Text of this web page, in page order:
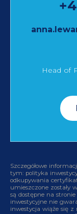
Head of
Szczegółowe
tym: polityka
odkupywania
umieszczone zostały
są dostępne na
inwestycyjne nie
inwestycja wiąże się z